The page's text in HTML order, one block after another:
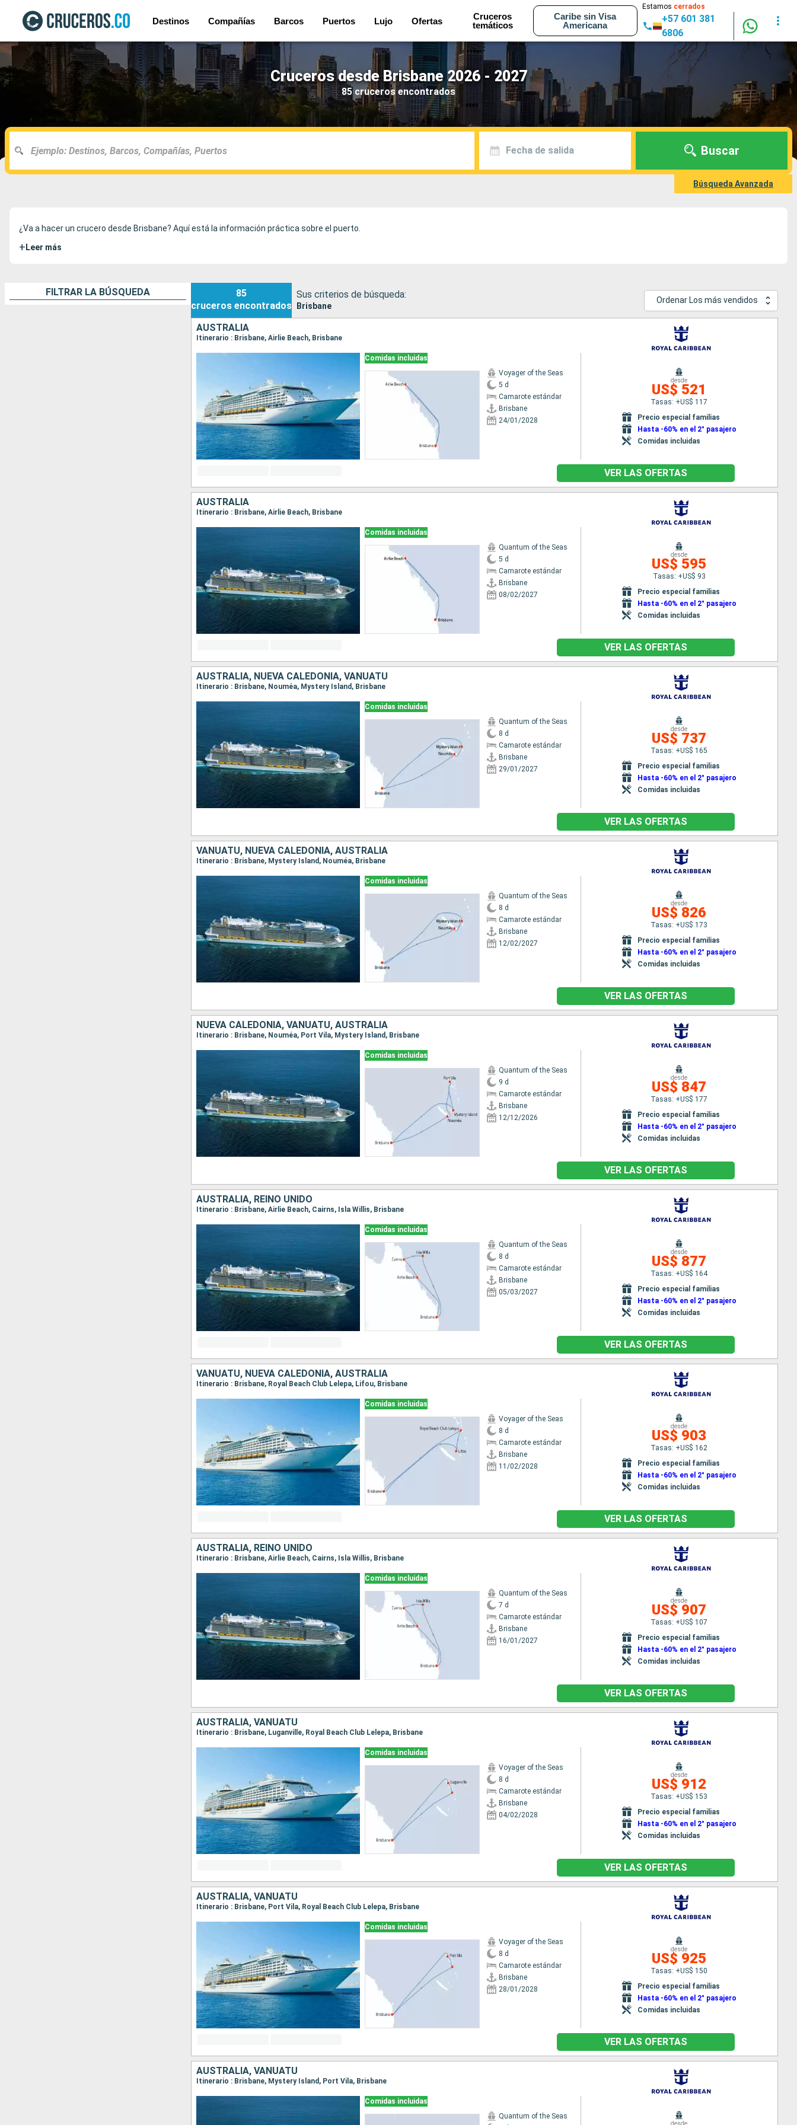
Destinos Compañías Barcos Puertos Lujo Ofertas
Cruceros
temáticos
Caribe sin Visa
Americana
Estamos cerrados
+57 601 381
6806
Cruceros desde Brisbane 2026 - 2027
85 cruceros encontrados
Fecha de salida Buscar
Búsqueda Avanzada
¿Va a hacer un crucero desde Brisbane? Aquí está la información práctica sobre el puerto.
+ Leer más
FILTRAR LA BÚSQUEDA
85
cruceros encontrados
Sus criterios de búsqueda:
Brisbane
Ordenar Los más vendidos
AUSTRALIA
Itinerario : Brisbane, Airlie Beach, Brisbane
Comidas incluidas
Voyager of the Seas
5 d
Camarote estándar
Brisbane
24/01/2028
desde
US$ 521
Tasas: +US$ 117
Precio especial familias
Hasta -60% en el 2° pasajero
Comidas incluidas
VER LAS OFERTAS
AUSTRALIA
Itinerario : Brisbane, Airlie Beach, Brisbane
Comidas incluidas
Quantum of the Seas
5 d
Camarote estándar
Brisbane
08/02/2027
desde
US$ 595
Tasas: +US$ 93
Precio especial familias
Hasta -60% en el 2° pasajero
Comidas incluidas
VER LAS OFERTAS
AUSTRALIA, NUEVA CALEDONIA, VANUATU
Itinerario : Brisbane, Nouméa, Mystery Island, Brisbane
Comidas incluidas
Quantum of the Seas
8 d
Camarote estándar
Brisbane
29/01/2027
desde
US$ 737
Tasas: +US$ 165
Precio especial familias
Hasta -60% en el 2° pasajero
Comidas incluidas
VER LAS OFERTAS
VANUATU, NUEVA CALEDONIA, AUSTRALIA
Itinerario : Brisbane, Mystery Island, Nouméa, Brisbane
Comidas incluidas
Quantum of the Seas
8 d
Camarote estándar
Brisbane
12/02/2027
desde
US$ 826
Tasas: +US$ 173
Precio especial familias
Hasta -60% en el 2° pasajero
Comidas incluidas
VER LAS OFERTAS
NUEVA CALEDONIA, VANUATU, AUSTRALIA
Itinerario : Brisbane, Nouméa, Port Vila, Mystery Island, Brisbane
Comidas incluidas
Quantum of the Seas
9 d
Camarote estándar
Brisbane
12/12/2026
desde
US$ 847
Tasas: +US$ 177
Precio especial familias
Hasta -60% en el 2° pasajero
Comidas incluidas
VER LAS OFERTAS
AUSTRALIA, REINO UNIDO
Itinerario : Brisbane, Airlie Beach, Cairns, Isla Willis, Brisbane
Comidas incluidas
Quantum of the Seas
8 d
Camarote estándar
Brisbane
05/03/2027
desde
US$ 877
Tasas: +US$ 164
Precio especial familias
Hasta -60% en el 2° pasajero
Comidas incluidas
VER LAS OFERTAS
VANUATU, NUEVA CALEDONIA, AUSTRALIA
Itinerario : Brisbane, Royal Beach Club Lelepa, Lifou, Brisbane
Comidas incluidas
Voyager of the Seas
8 d
Camarote estándar
Brisbane
11/02/2028
desde
US$ 903
Tasas: +US$ 162
Precio especial familias
Hasta -60% en el 2° pasajero
Comidas incluidas
VER LAS OFERTAS
AUSTRALIA, REINO UNIDO
Itinerario : Brisbane, Airlie Beach, Cairns, Isla Willis, Brisbane
Comidas incluidas
Quantum of the Seas
7 d
Camarote estándar
Brisbane
16/01/2027
desde
US$ 907
Tasas: +US$ 107
Precio especial familias
Hasta -60% en el 2° pasajero
Comidas incluidas
VER LAS OFERTAS
AUSTRALIA, VANUATU
Itinerario : Brisbane, Luganville, Royal Beach Club Lelepa, Brisbane
Comidas incluidas
Voyager of the Seas
8 d
Camarote estándar
Brisbane
04/02/2028
desde
US$ 912
Tasas: +US$ 153
Precio especial familias
Hasta -60% en el 2° pasajero
Comidas incluidas
VER LAS OFERTAS
AUSTRALIA, VANUATU
Itinerario : Brisbane, Port Vila, Royal Beach Club Lelepa, Brisbane
Comidas incluidas
Voyager of the Seas
8 d
Camarote estándar
Brisbane
28/01/2028
desde
US$ 925
Tasas: +US$ 150
Precio especial familias
Hasta -60% en el 2° pasajero
Comidas incluidas
VER LAS OFERTAS
AUSTRALIA, VANUATU
Itinerario : Brisbane, Mystery Island, Port Vila, Brisbane
Comidas incluidas
Quantum of the Seas
desde